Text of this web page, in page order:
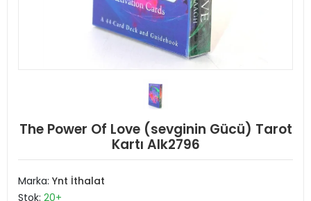
The Power Of Love (sevginin Gücü) Tarot
Kartı Alk2796
Marka: Ynt İthalat
Stok: 20+